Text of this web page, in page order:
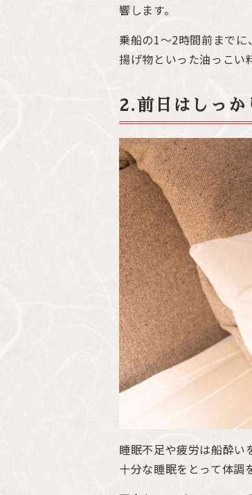
響します。
乗船の1〜2時間前までに
揚げ物といった油っこい
2.前日はしっか
睡眠不足や疲労は船酔い
十分な睡眠をとって体調